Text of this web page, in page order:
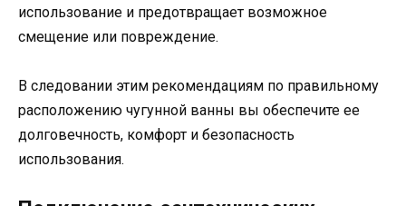
использование и предотвращает возможное
смещение или повреждение.
В следовании этим рекомендациям по правильному
расположению чугунной ванны вы обеспечите ее
долговечность, комфорт и безопасность
использования.